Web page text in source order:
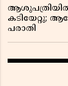
കടിയേറ്റു;
പരാതി